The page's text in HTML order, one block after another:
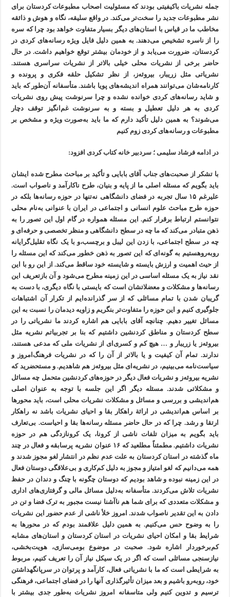
جمله نشریات باکیفیتی بودند که مسئولیت اصحاب مطبوعات کردستان برای
نشر مطبوعات جدید را سخت‌تر می‌کند. در واقع سلیقه، نگاه و هوش و ذائقه
مخاطب ما در قیاس با استان‌های دیگر بسیار متفاوت خواهد بود چرا که سره
را از ناسره تشخیص می‌دهند. به همین دلیل فایل ویژه رسانه‌های کردی در
کردستان، ضرورت می‌یابد و از خودمان بیشتر توقع خواهیم داشت. در حال
حاضر برخی از نشریات محلی خیلی بالاتر از نشریات سراسری هستند.
نشریاتی مثل زریبار، بیروئه‌ز، از نظر تشکیل حلقه فکری و پرونده و
کارنامه‌شان می‌توانند همراه اندیشه‌های پویا باشند. متأسفانه آن‌طور که باید
و شاید رسانه‌های کردی خوانده نشده و چرا سرنوشت پیش روی نشریات
کردی به هر دلیل تعطیل و بسته و به سرنوشت غم‌انگیز توقف دچار
می‌شوند؟ به همین دلیل تأکید دارم که ما باید به‌صورت ویژه و مشخص بر
مطبوعات و رسانه‌های کردی زوم کنیم
در ادامه فرشاد سلیمی ؛ سردبیر خانه کتاب کردی افزود:
با تشکر از صحبت‌های جناب آقای بابایی و تأکید بر مباحث مطرح شده ایشان
باید بگویم که مسئله اصلی ما از پایه و بنیان، طرح ناکارآمد و ناصواب است.
علیرغم ۱۵ سال تجربه در فضای دانشگاهی نه‌تنها در حوزه رسانه‌ها بلکه در
حوزه طرح مباحث علوم انسانی و اجتماعی در ایران با عنوانی به‌نام محلی
نتوانستم ارتباط برقرار کنم. این مسئله همواره در گام اول این تصور را به
ذهن متبادر می‌کند که ما چه در سطح دانشگاهی و منظر تخصصی و حرفه‌ای و
چه در سطح اجتماعی، با زدن این لیبل و برچسب،و با یک نگاه تقلیل‌گرایانه
روبه‌روهستیم به گونه‌ای که این تصور به ذهن خطور می‌کند که این مسئله را
از حیث اهمیت و ارزش بایسته و شایسته خود ساقط می‌کند. از این رو با این
نقد نیاز به یک مسئله اساسی در این زمینه مطرح می‌شود و آن بازتعریف این
رسانه‌ها و مشکلات و معضلاتشان است که بایستی با نگاه دیگری، با دست به
گریبان شدن با تمام مسائلی که از سر گذرانده‌ایم از تکرار آن اشتباهات
جلوگیری کنیم و این حوزه را متفاوت‌تر بنگریم و زاویه دیدمان را نسبت به این
مسائل تغییر دهیم. چنانچه آقای بابایی هم اشاره کردند ما نشریاتی را در
سطح کردستان و مناطق کردنشین داشتیم که بنا بر تجربیاتم نشریه مثل
بیروئه‌ز یا زریبار و … هیچ کم و کسری‌ای از نشریات ملی که مدعی هستند،
ندارند. تمام آن کیفیت و یا بالاتر از آن را که در نشریات فرهنگ‌امروز و
سیاست‌نامه می‌بینیم، در نشریه‌ای مثل بیروئه‌ز هم شاهدیم. و مستحضرید که
نشریه بیروئه‌ز و نشریات فعال دیگر در حوزه‌های کردنشین متحمل چه مسائل
و مشکلاتی شدند. مسئله دیگر اگر این جلسه با توجه به عنوان اصلی
هم‌اندیشی و بررسی و مسائل و مشکلات نشریات محلی است، باید محورها
بر اساس هم‌اندیشی در ارائة راهکار بقا و احیای نشریات باشد نه راهکار
ارتقا و رشد. چرا که در حال حاضر مسئله رسانه‌ها بقا و احیاست. بی‌تعارف
باید بگویم به میزان تلفات ناشی از کرونا، یک کرونازدگی هم در حوزه
نشریات داشتیم. مطمئناً مطلعید که ۱۶ عنوان نشریه پرسابقه و فعال در چند
ماه گذشته در استان کردستان به علت عدم نظم در انتشار لغو مجوز شدند و
همه می‌دانیم که لغو امتیاز و مجوز به دلیل کم‌کاری و بی‌علاقگی دوستان فعال
در این زمینه نبوده و شاهد بودیم که دوستان چگونه با چنگ و دندان در حفظ
نشریات تلاش می‌کردند. متأسفانه به‌دلیل مسائل مالی و گرفتاری‌های اداری
و مشکلات متعددی که برای شما هم ناآشنا نیست مجبور به ترک فضا و تن در
دادن به این تقدیر ناصواب شدند. امروز خلأ ناشی از عدم حضور این نشریات
را به وضوح حس می‌کنیم. به همین دلیل علاقمند بودم که در محورها به
شرایط بقا و امکان احیای نشریات در استان کردستان و استان‌های مشابه
کم‌برخوردار اشاره شود. صحبت در موضوع بومی‌سازی، هویت‌بخشی،
نیازسنجی مسائلی است که اگر در یک سیکل نیاز آن را تعریف کنیم، مربوط
به شرایطی است که ما با نشریاتی فعال، کارآمد و پرتوان در سرپانگهداشتن
خود، روبه‌رو باشیم و بعد میزان تأثیرگذاری آنها را در فضای اجتماعی، فرهنگی
ترسیم و تدوین کنیم ولی متاسفانه امروز نشریات به‌طور جدی بیشتر با